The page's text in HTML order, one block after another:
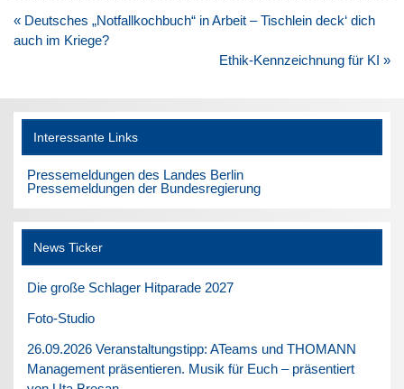
Beitragsnavigation
« Deutsches „Notfallkochbuch“ in Arbeit – Tischlein deck‘ dich
auch im Kriege?
Ethik-Kennzeichnung für KI »
Interessante Links
Pressemeldungen des Landes Berlin
Pressemeldungen der Bundesregierung
News Ticker
Die große Schlager Hitparade 2027
Foto-Studio
26.09.2026 Veranstaltungstipp: ATeams und THOMANN
Management präsentieren. Musik für Euch – präsentiert